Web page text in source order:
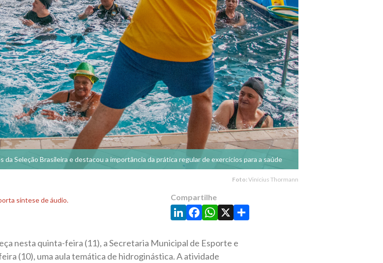
Seleção Brasileira e destacou a importância da prática regular de exercícios para a saúde
Foto: Vinícius Thormann
síntese de áudio. Compartilhe
LinkedIn
Facebook
WhatsApp
X Share
nesta quinta-feira (11), a Secretaria Municipal de Esporte e
(10), uma aula temática de hidroginástica. A atividade